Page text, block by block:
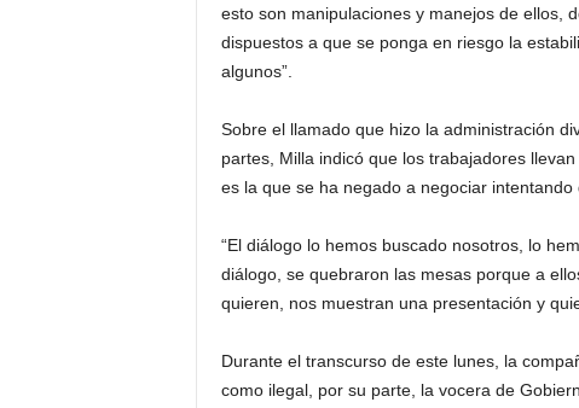
esto son manipulaciones y manejos de ellos,
dispuestos a que se ponga en riesgo la
algunos”.
Sobre el llamado que hizo la administración
partes, Milla indicó que los trabajadores
es la que se ha negado a negociar
“El diálogo lo hemos buscado nosotros, lo
diálogo, se quebraron las mesas porque a
quieren, nos muestran una presentación y
Durante el transcurso de este lunes, la
como ilegal, por su parte, la vocera de